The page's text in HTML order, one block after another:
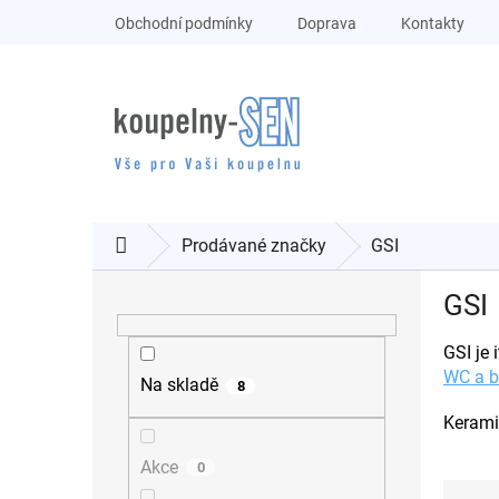
Obchodní podmínky Doprava Kontakty
DomůProdávané značky GSI
Na skladě 8
Akce 0
GSI
GSI je
WC a